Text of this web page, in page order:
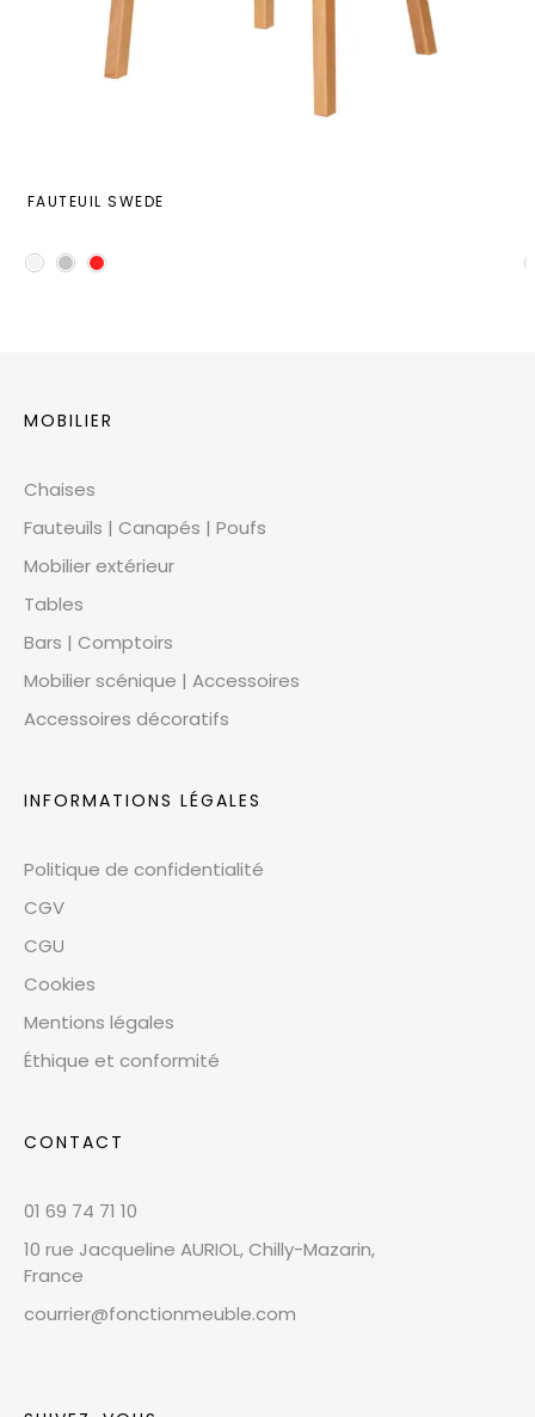
FAUTEUIL SWEDE
MOBILIER
Chaises
Fauteuils | Canapés | Poufs
Mobilier extérieur
Tables
Bars | Comptoirs
Mobilier scénique | Accessoires
Accessoires décoratifs
INFORMATIONS LÉGALES
Politique de confidentialité
CGV
CGU
Cookies
Mentions légales
Éthique et conformité
CONTACT
01 69 74 71 10
10 rue Jacqueline AURIOL, Chilly-Mazarin,
France
courrier@fonctionmeuble.com